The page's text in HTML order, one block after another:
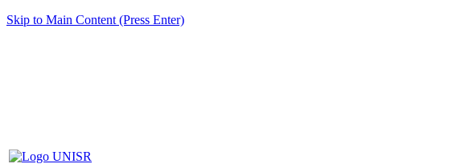
Skip to Main Content (Press Enter)